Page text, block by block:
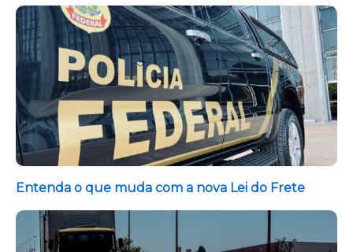
Entenda o que muda com a nova Lei do Frete